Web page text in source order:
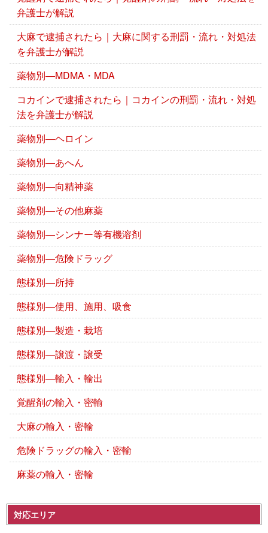
弁護士が解説
大麻で逮捕されたら｜大麻に関する刑罰・流れ・対処法
を弁護士が解説
薬物別―MDMA・MDA
コカインで逮捕されたら｜コカインの刑罰・流れ・対処
法を弁護士が解説
薬物別―ヘロイン
薬物別―あへん
薬物別―向精神薬
薬物別―その他麻薬
薬物別―シンナー等有機溶剤
薬物別―危険ドラッグ
態様別―所持
態様別―使用、施用、吸食
態様別―製造・栽培
態様別―譲渡・譲受
態様別―輸入・輸出
覚醒剤の輸入・密輸
大麻の輸入・密輸
危険ドラッグの輸入・密輸
麻薬の輸入・密輸
対応エリア